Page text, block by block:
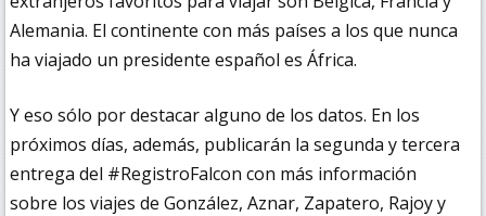
Alemania. El continente con más países a los que nunca
ha viajado un presidente español es África.
Y eso sólo por destacar alguno de los datos. En los
próximos días, además, publicarán la segunda y tercera
entrega del #RegistroFalcon con más información
sobre los viajes de González, Aznar, Zapatero, Rajoy y